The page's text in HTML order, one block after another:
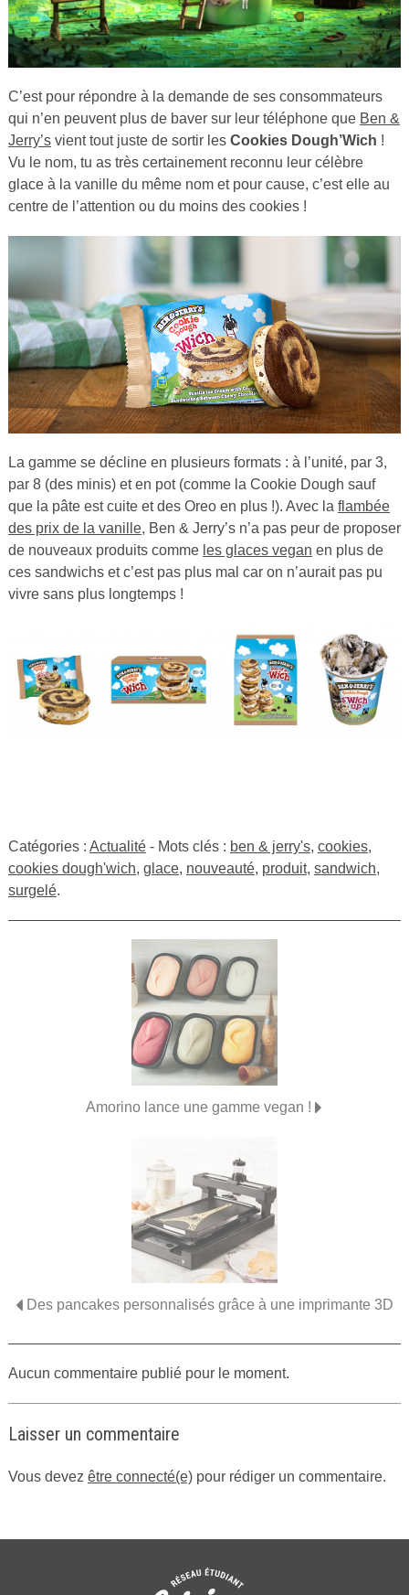
C’est pour répondre à la demande de ses consommateurs
qui n’en peuvent plus de baver sur leur téléphone que Ben &
Jerry’svient tout juste de sortir les Cookies Dough’Wich !
Vu le nom, tu as très certainement reconnu leur célèbre
glace à la vanille du même nom et pour cause, c’est elle au
centre de l’attention ou du moins des cookies !
La gamme se décline en plusieurs formats : à l’unité, par 3,
par 8 (des minis) et en pot (comme la Cookie Dough sauf
que la pâte est cuite et des Oreo en plus !). Avec la flambée
des prix de la vanille, Ben & Jerry’s n’a pas peur de proposer
de nouveaux produits comme les glaces vegan en plus de
ces sandwichs et c’est pas plus mal car on n’aurait pas pu
vivre sans plus longtemps !
Catégories : Actualité- Mots clés : ben & jerry's, cookies,
cookies dough'wich, glace, nouveauté, produit, sandwich,
surgelé.
Amorino lance une gamme vegan !
Des pancakes personnalisés grâce à une imprimante 3D
Aucun commentaire publié pour le moment.
Laisser un commentaire
Vous devez être connecté(e)pour rédiger un commentaire.